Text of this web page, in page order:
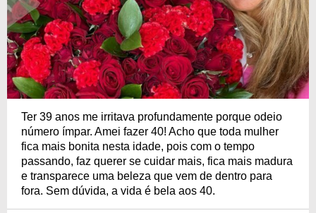
Ter 39 anos me irritava profundamente porque odeio
número ímpar. Amei fazer 40! Acho que toda mulher
fica mais bonita nesta idade, pois com o tempo
passando, faz querer se cuidar mais, fica mais madura
e transparece uma beleza que vem de dentro para
fora. Sem dúvida, a vida é bela aos 40.